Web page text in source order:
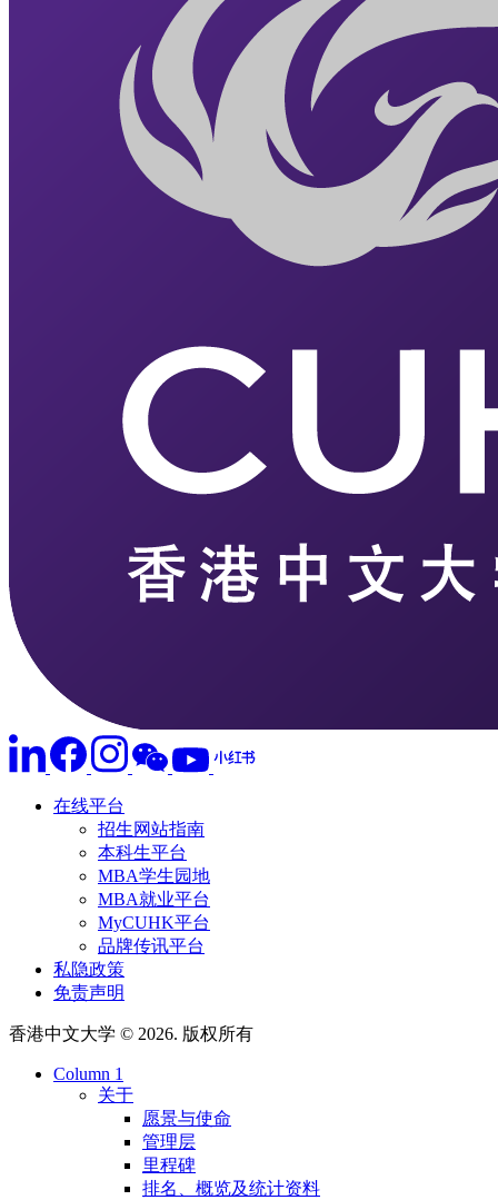
在线平台
招生网站指南
本科生平台
MBA学生园地
MBA就业平台
MyCUHK平台
品牌传讯平台
私隐政策
免责声明
香港中文大学 © 2026. 版权所有
Column 1
关于
愿景与使命
管理层
里程碑
排名、概览及统计资料